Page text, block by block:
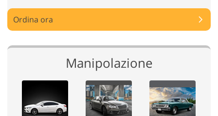
Ordina ora
Manipolazione